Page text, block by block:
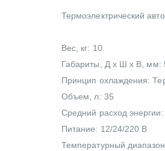
Термоэлектрический
Вес, кг: 10
Габариты, Д х Ш х В, мм:
Принцип охлаждения:
Объем, л: 35
Средний расход
Питание: 12/24/220 В
Температурный